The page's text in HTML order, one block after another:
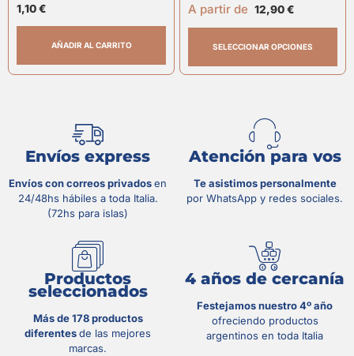
1,10€
AÑADIR AL CARRITO
A partir de 12,90€
SELECCIONAR OPCIONES
Envíos express
Envíos con correos privadosen
24/48hs hábiles a toda Italia.
(72hs para islas)
Atención para vos
Te asistimos personalmente
por WhatsApp y redes sociales.
Productos
seleccionados
Más de 178 productos
diferentesde las mejores
marcas.
4 años de cercanía
Festejamos nuestro 4º año
ofreciendo productos
argentinos en toda Italia